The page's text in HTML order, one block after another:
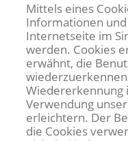
Mittels eines
Informationen
Internetseite im
werden. Cookies
erwähnt, die
Wiedererkennung
Verwendung
erleichtern. Der
die Cookies